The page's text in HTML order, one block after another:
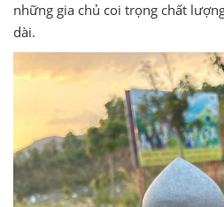
những gia chủ coi trọng chất
dài.